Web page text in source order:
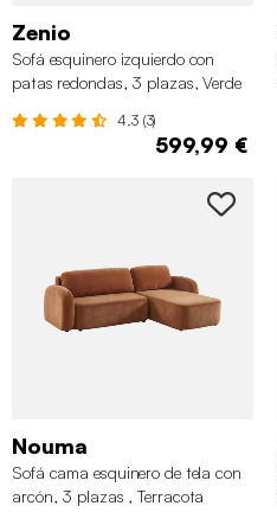
Zenio
Sofá esquinero izquierdo con
patas redondas, 3 plazas, Verde
4.3 (3)
599,99 €
Nouma
Sofá cama esquinero de tela con
arcón, 3 plazas , Terracota